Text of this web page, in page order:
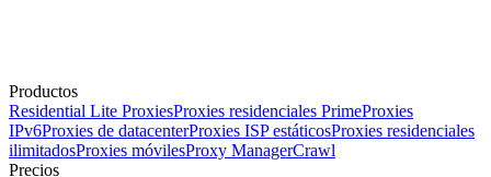
Productos
Residential Lite ProxiesProxies residenciales PrimeProxies
IPv6Proxies de datacenterProxies ISP estáticosProxies residenciales
ilimitadosProxies móvilesProxy ManagerCrawl
Precios